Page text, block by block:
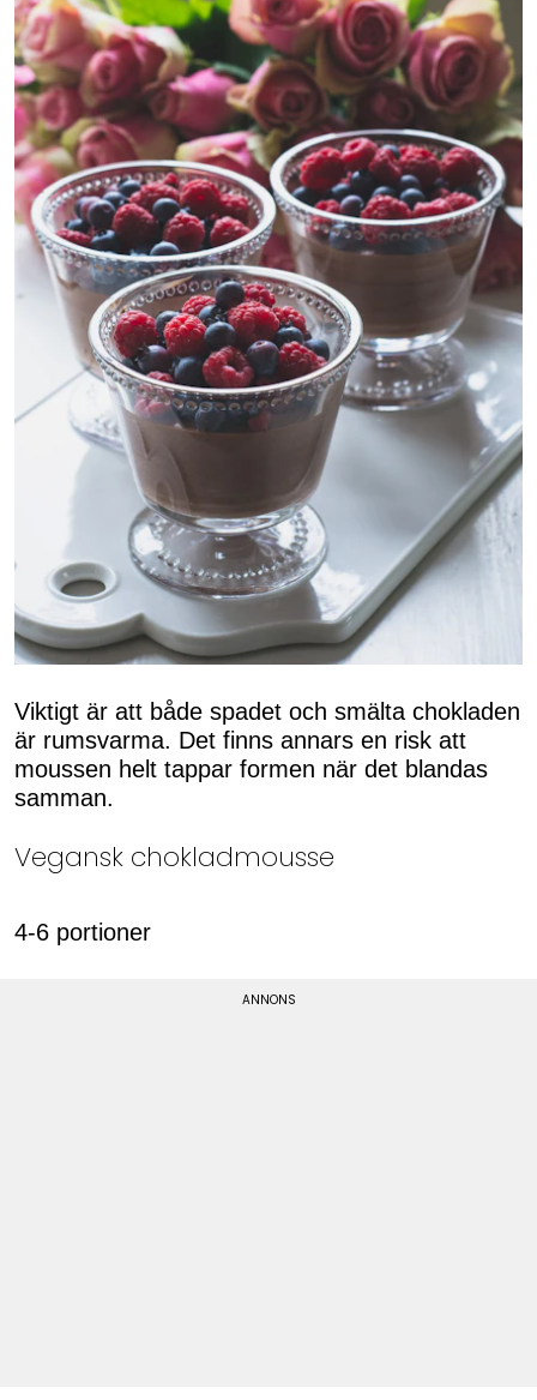
Viktigt är att både spadet och smälta chokladen
är rumsvarma. Det finns annars en risk att
moussen helt tappar formen när det blandas
samman.
Vegansk chokladmousse
4-6 portioner